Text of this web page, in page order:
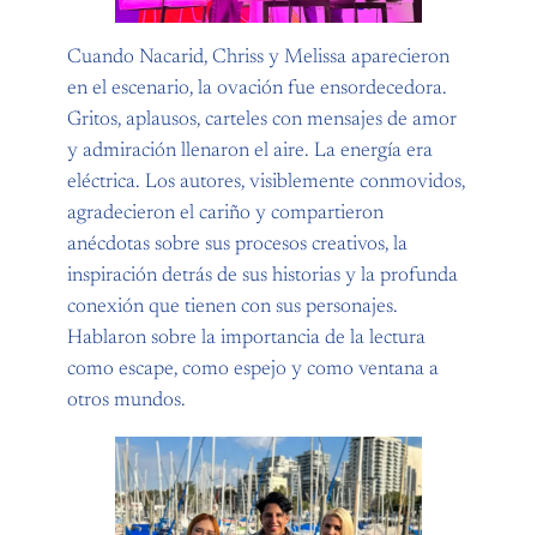
Cuando Nacarid, Chriss y Melissa aparecieron
en el escenario, la ovación fue ensordecedora.
Gritos, aplausos, carteles con mensajes de amor
y admiración llenaron el aire. La energía era
eléctrica. Los autores, visiblemente conmovidos,
agradecieron el cariño y compartieron
anécdotas sobre sus procesos creativos, la
inspiración detrás de sus historias y la profunda
conexión que tienen con sus personajes.
Hablaron sobre la importancia de la lectura
como escape, como espejo y como ventana a
otros mundos.